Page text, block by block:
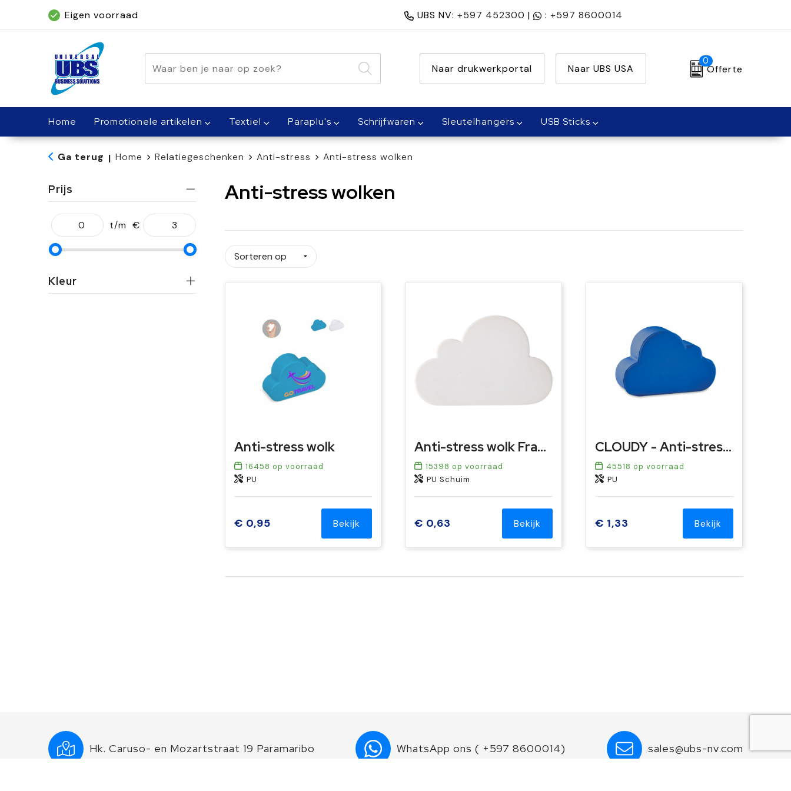
Eigen voorraad
Geleverd binnen 5 dagen, met spoed binnen 1 dag
UBS NV: +597 452300 | : +597 8600014
Naar drukwerkportal Naar UBS USA
0
Offerte
Home Promotionele artikelen Textiel Paraplu's Schrijfwaren Sleutelhangers USB Sticks
Ga terug | Home Relatiegeschenken Anti-stress Anti-stress wolken
Prijs
t/m €
Kleur
Anti-stress wolken
Anti-stress wolk
16458 op voorraad
PU
€ 0,95 Bekijk
Anti-stress wolk Franco
15398 op voorraad
PU Schuim
€ 0,63 Bekijk
CLOUDY - Anti-stress wolkvorm
45518 op voorraad
PU
€ 1,33 Bekijk
Hk. Caruso- en Mozartstraat 19 Paramaribo WhatsApp ons ( +597 8600014) sales@ubs-nv.com